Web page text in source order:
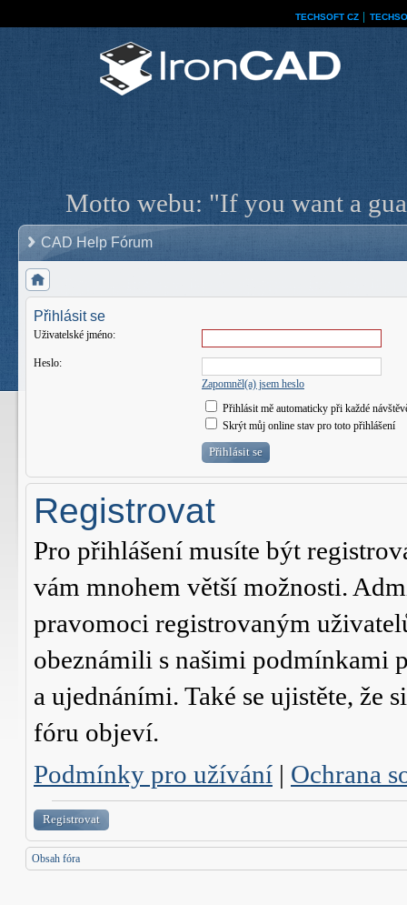
TECHSOFT CZ
Motto webu: "If you want a
CAD Help Fórum
Přihlásit se
Uživatelské jméno:
Heslo:
Zapomněl(a) jsem heslo
Přihlásit mě automaticky při každé
Skrýt můj online stav pro toto přihlášení
Registrovat
Pro přihlášení musíte být
vám mnohem větší možnosti.
pravomoci registrovaným
obeznámili s našimi podmínkami
a ujednáními. Také se ujistěte, že
fóru objeví.
Podmínky pro užívání | Ochrana
Registrovat
Obsah fóra